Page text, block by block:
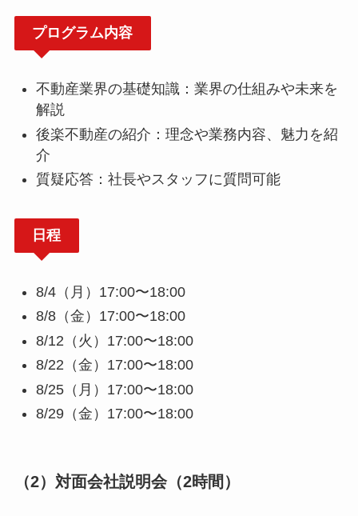
プログラム内容
不動産業界の基礎知識：業界の仕組みや未来を
解説
後楽不動産の紹介：理念や業務内容、魅力を紹
介
質疑応答：社長やスタッフに質問可能
日程
8/4（月）17:00〜18:00
8/8（金）17:00〜18:00
8/12（火）17:00〜18:00
8/22（金）17:00〜18:00
8/25（月）17:00〜18:00
8/29（金）17:00〜18:00
（2）対面会社説明会（2時間）